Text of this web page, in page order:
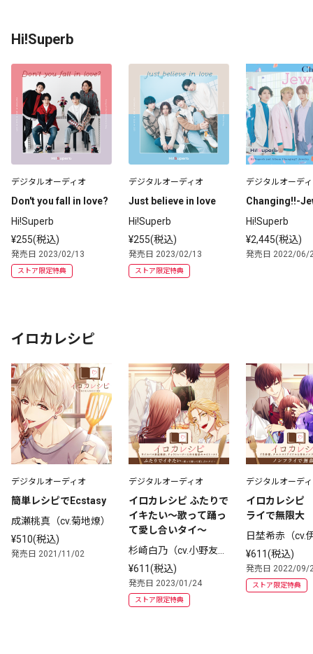
Hi!Superb
デジタルオーディオ
Don't you fall in love?
Hi!Superb
¥255(税込)
発売日 2023/02/13
ストア限定特典
デジタルオーディオ
Just believe in love
Hi!Superb
¥255(税込)
発売日 2023/02/13
ストア限定特典
デジタルオーデ
Changing!!-
Hi!Superb
¥2,445(税込)
発売日 2022/06/
イロカレシピ
デジタルオーディオ
簡単レシピでEcstasy
成瀬桃真（cv.菊地燎）
¥510(税込)
発売日 2021/11/02
デジタルオーディオ
イロカレシピ ふたりで
イキたい～歌って踊っ
て愛し合いタイ～
杉崎白乃（cv.小野友
樹）、水樹黒葛（cv.土
岐隼一）
¥611(税込)
発売日 2023/01/24
ストア限定特典
デジタルオーデ
イロカレシピ
ライで無限大
日埜希赤（cv.
人）、Yukari
拓馬）
¥611(税込)
発売日 2022/09/
ストア限定特典